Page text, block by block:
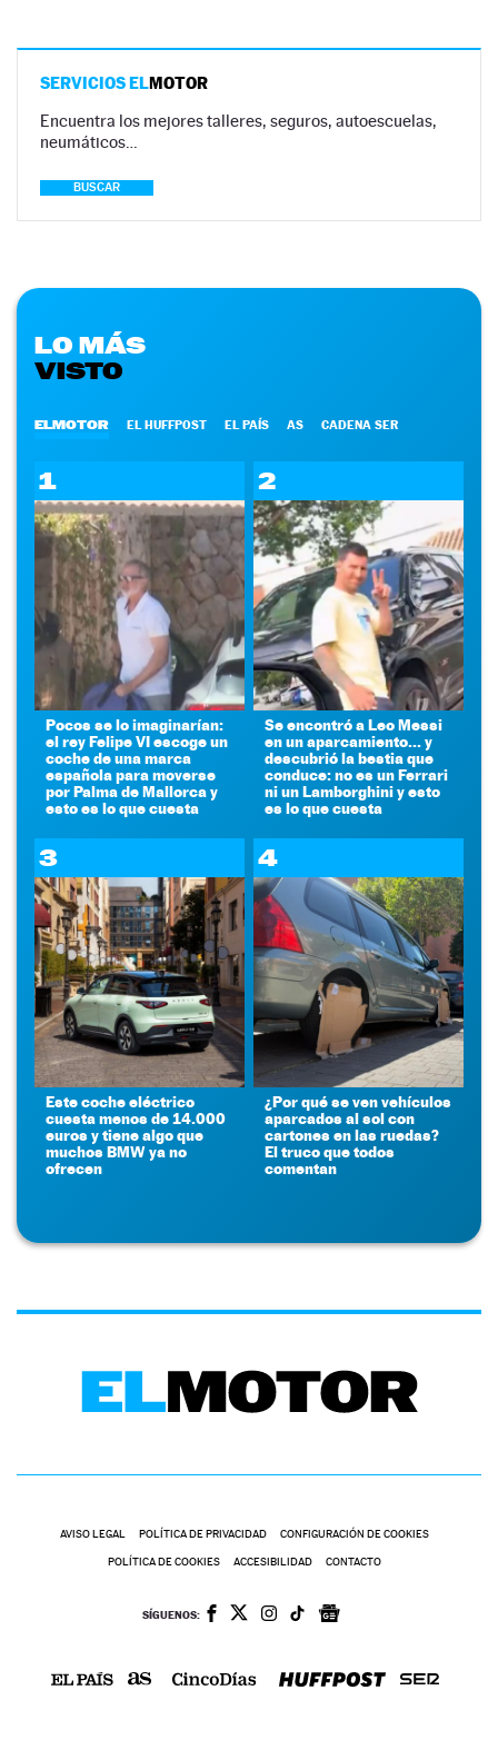
SERVICIOS ELMOTOR
Encuentra los mejores talleres, seguros, autoescuelas,
neumáticos…
BUSCAR
LO MÁS
VISTO
ELMOTOR EL HUFFPOST EL PAÍS AS CADENA SER
1
Pocos se lo imaginarían:
el rey Felipe VI escoge un
coche de una marca
española para moverse
por Palma de Mallorca y
esto es lo que cuesta
2
Se encontró a Leo Messi
en un aparcamiento... y
descubrió la bestia que
conduce: no es un Ferrari
ni un Lamborghini y esto
es lo que cuesta
3
Este coche eléctrico
cuesta menos de 14.000
euros y tiene algo que
muchos BMW ya no
ofrecen
4
¿Por qué se ven vehículos
aparcados al sol con
cartones en las ruedas?
El truco que todos
comentan
AVISO LEGAL POLÍTICA DE PRIVACIDAD CONFIGURACIÓN DE COOKIES
POLÍTICA DE COOKIES ACCESIBILIDAD CONTACTO
SÍGUENOS: